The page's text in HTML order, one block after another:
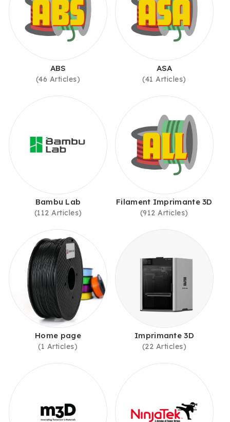
ABS
(46 Articles)
ASA
(41 Articles)
Bambu Lab
(112 Articles)
Filament Imprimante 3D
(912 Articles)
Home page
(1 Articles)
Imprimante 3D
(22 Articles)